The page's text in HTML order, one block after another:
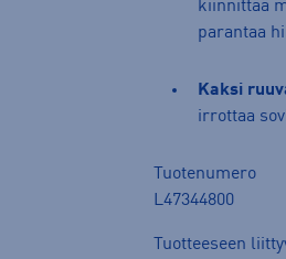
kiinnittää
parantaa
Kaksi
irrottaa
Tuotenumero
L47344800
Tuotteeseen